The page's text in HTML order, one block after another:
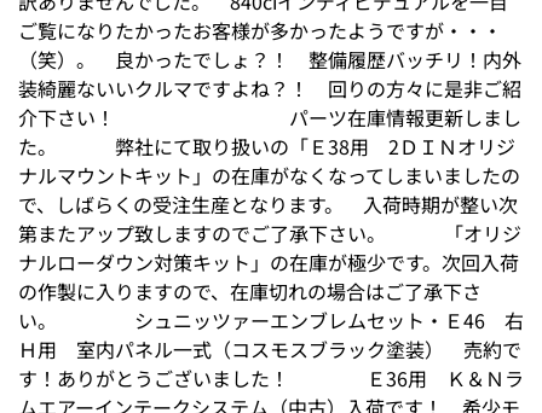
ご覧になりたかったお客様が多かったようですが・・・
（笑）。 良かったでしょ？！ 整備履歴バッチリ！内外
装綺麗ないいクルマですよね？！ 回りの方々に是非ご紹
介下さい！ パーツ在庫情報更新しまし
た。 弊社にて取り扱いの「Ｅ38用 2ＤＩＮオリジ
ナルマウントキット」の在庫がなくなってしまいましたの
で、しばらくの受注生産となります。 入荷時期が整い次
第またアップ致しますのでご了承下さい。 「オリジ
ナルローダウン対策キット」の在庫が極少です。次回入荷
の作製に入りますので、在庫切れの場合はご了承下さ
い。 シュニッツァーエンブレムセット・Ｅ46 右
Ｈ用 室内パネル一式（コスモスブラック塗装） 売約で
す！ありがとうございました！ Ｅ36用 Ｋ＆Ｎラ
ムエアーインテークシステム（中古）入荷です！ 希少モ